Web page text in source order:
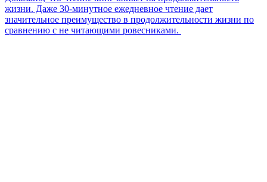
жизни. Даже 30-минутное ежедневное чтение дает
значительное преимущество в продолжительности жизни по
сравнению с не читающими ровесниками.